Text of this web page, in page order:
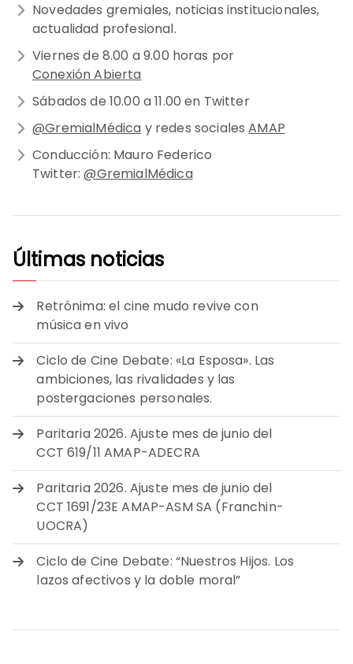
Novedades gremiales, noticias institucionales,
actualidad profesional.
Viernes de 8.00 a 9.00 horas por
Conexión Abierta
Sábados de 10.00 a 11.00 en Twitter
@GremialMédica y redes socialesAMAP
Conducción: Mauro Federico
Twitter:@GremialMédica
Últimas noticias
Retrónima: el cine mudo revive con
música en vivo
Ciclo de Cine Debate: «La Esposa». Las
ambiciones, las rivalidades y las
postergaciones personales.
Paritaria 2026. Ajuste mes de junio del
CCT 619/11 AMAP-ADECRA
Paritaria 2026. Ajuste mes de junio del
CCT 1691/23E AMAP-ASM SA (Franchin-
UOCRA)
Ciclo de Cine Debate: “Nuestros Hijos. Los
lazos afectivos y la doble moral”